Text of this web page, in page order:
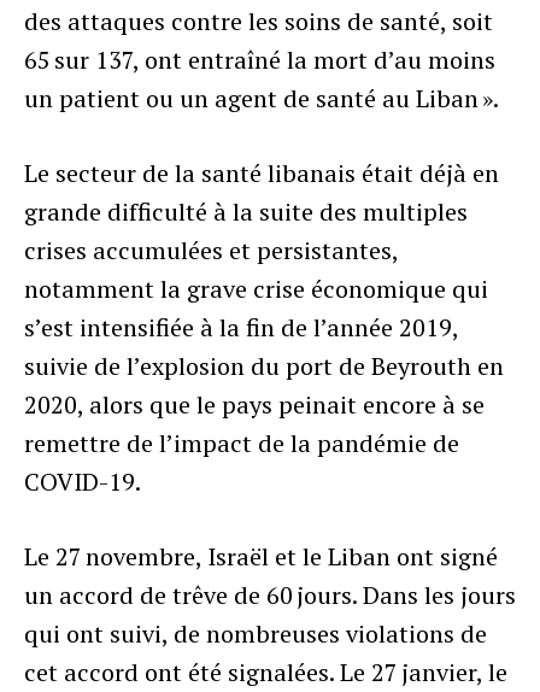
des attaques contre les soins de santé, soit
65 sur 137, ont entraîné la mort d’au moins
un patient ou un agent de santé au Liban ».
Le secteur de la santé libanais était déjà en
grande difficulté à la suite des multiples
crises accumulées et persistantes,
notamment la grave crise économique qui
s’est intensifiée à la fin de l’année 2019,
suivie de l’explosion du port de Beyrouth en
2020, alors que le pays peinait encore à se
remettre de l’impact de la pandémie de
COVID-19.
Le 27 novembre, Israël et le Liban ont signé
un accord de trêve de 60 jours. Dans les jours
qui ont suivi, de nombreuses violations de
cet accord ont été signalées. Le 27 janvier, le